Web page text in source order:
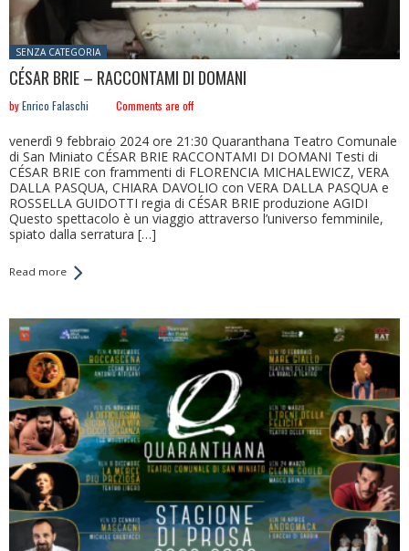
Posted in:
SENZA CATEGORIA
CÉSAR BRIE – RACCONTAMI DI DOMANI
byEnrico Falaschi Comments are off
venerdì 9 febbraio 2024 ore 21:30 Quaranthana Teatro Comunale
di San Miniato CÉSAR BRIE RACCONTAMI DI DOMANI Testi di
CÉSAR BRIE con frammenti di FLORENCIA MICHALEWICZ, VERA
DALLA PASQUA, CHIARA DAVOLIO con VERA DALLA PASQUA e
ROSSELLA GUIDOTTI regia di CÉSAR BRIE produzione AGIDI
Questo spettacolo è un viaggio attraverso l’universo femminile,
spiato dalla serratura […]
Read more